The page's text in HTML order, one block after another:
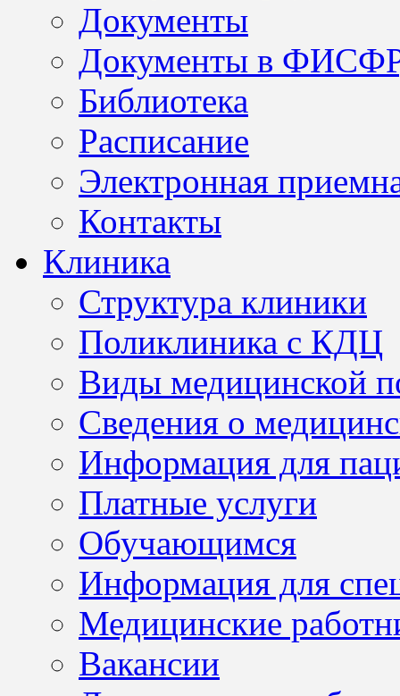
Документы
Документы в
Библиотека
Расписание
Электронная
Контакты
Клиника
Структура клиники
Поликлиника с КДЦ
Виды медицинской
Сведения о
Информация для
Платные услуги
Обучающимся
Информация для
Медицинские
Вакансии